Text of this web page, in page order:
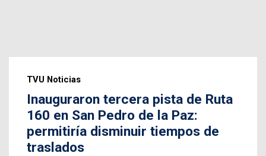
TVU Noticias
Inauguraron tercera pista de Ruta
160 en San Pedro de la Paz:
permitiría disminuir tiempos de
traslados